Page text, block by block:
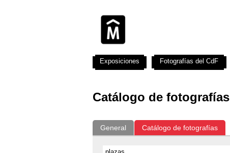
Catálogo de fotografías
General Catálogo de fotografías
Exposiciones Fotografías del CdF